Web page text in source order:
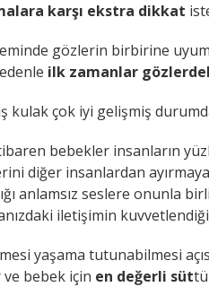
karşı ekstra dikkat
gözlerin birbirine
ilk zamanlar
kulak çok iyi gelişmiş
bebekler insanların
diğer insanlardan
anlamsız seslere onunla
iletişimin
yaşama tutunabilmesi
bebek için en değerli süt